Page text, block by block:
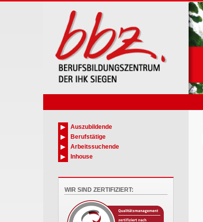
Auszubildende
Berufstätige
Arbeitssuchende
Inhouse
WIR SIND ZERTIFIZIERT: